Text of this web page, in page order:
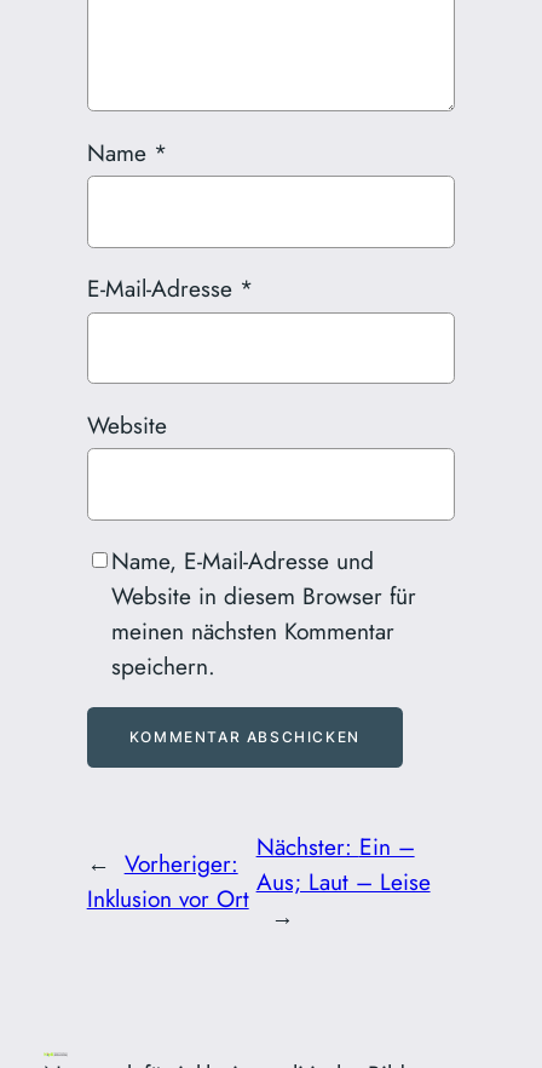
Name *
E-Mail-Adresse *
Website
Name, E-Mail-Adresse und
Website in diesem Browser für
meinen nächsten Kommentar
speichern.
← Vorheriger:
Inklusion vor Ort
Nächster: Ein –
Aus; Laut – Leise
→